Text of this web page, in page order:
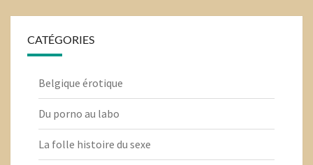
CATÉGORIES
Belgique érotique
Du porno au labo
La folle histoire du sexe